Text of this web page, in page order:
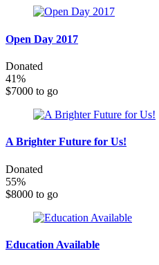
Open Day 2017
Donated
41%
$7000 to go
A Brighter Future for Us!
Donated
55%
$8000 to go
Education Available